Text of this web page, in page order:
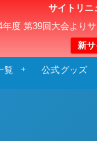
サイトリニ
年度 第39回大会より
新
ブユース
覧 公式グッズ